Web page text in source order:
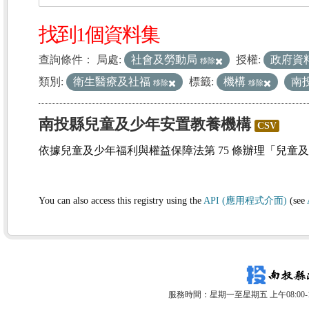
找到1個資料集
查詢條件： 局處: 社會及勞動局 移除 授權:
政府資
類別:
衛生醫療及社福 移除 標籤: 機構 移除 南
南投縣兒童及少年安置教養機構 CSV
依據兒童及少年福利與權益保障法第 75 條辦理「兒童
You can also access this registry using the API (應用程式介面) (see
服務時間：星期一至星期五 上午